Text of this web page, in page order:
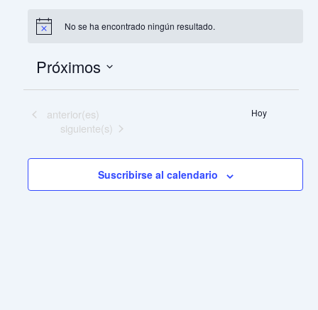
Aviso No se ha encontrado ningún resultado.
Próximos
fecha.Eventos
anterior(es) Hoy
Eventos
siguiente(s)
Suscribirse al calendario